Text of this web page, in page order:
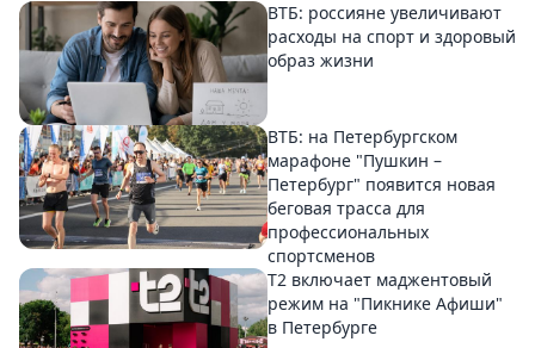
ВТБ: россияне увеличивают
расходы на спорт и здоровый
образ жизни
ВТБ: на Петербургском
марафоне "Пушкин –
Петербург" появится новая
беговая трасса для
профессиональных
спортсменов
Т2 включает маджентовый
режим на "Пикнике Афиши"
в Петербурге